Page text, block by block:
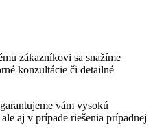
zákazníkovi sa snažíme
konzultácie či detailné
vám vysokú
aj v prípade riešenia prípadnej